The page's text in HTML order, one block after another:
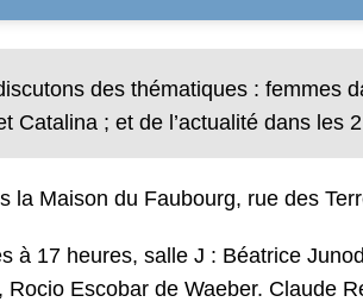
des thématiques : femmes
Catalina ; et de l’actualité dans les
la Maison du Faubourg, rue des
à 17 heures, salle J : Béatrice
Rocio Escobar de Waeber. Claude